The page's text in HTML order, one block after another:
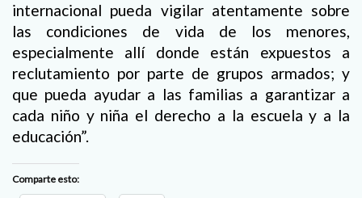
internacional pueda vigilar atentamente sobre
las condiciones de vida de los menores,
especialmente allí donde están expuestos a
reclutamiento por parte de grupos armados; y
que pueda ayudar a las familias a garantizar a
cada niño y niña el derecho a la escuela y a la
educación”.
Comparte esto: